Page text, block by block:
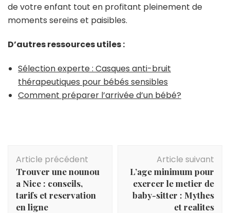
de votre enfant tout en profitant pleinement de
moments sereins et paisibles.
D’autres ressources utiles :
Sélection experte : Casques anti-bruit
thérapeutiques pour bébés sensibles
Comment préparer l’arrivée d’un bébé?
d'article
Article précédent
Trouver une nounou
a Nice : conseils,
tarifs et reservation
en ligne
Article suivant
L’age minimum pour
exercer le metier de
baby-sitter : Mythes
et realites